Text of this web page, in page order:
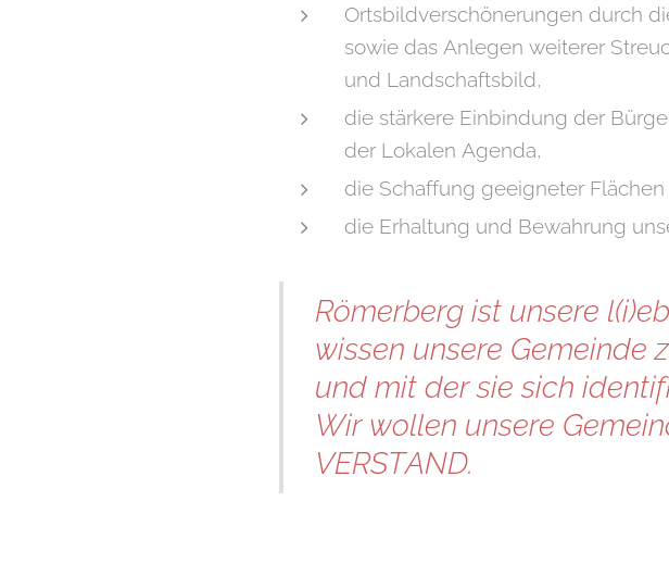
Ortsbildverschönerungen durch
sowie das Anlegen weiterer
und Landschaftsbild,
die stärkere Einbindung der
der Lokalen Agenda,
die Schaffung geeigneter
die Erhaltung und Bewahrung
Römerberg ist unsere
wissen unsere Gemeinde
und mit der sie sich
Wir wollen unsere
VERSTAND.